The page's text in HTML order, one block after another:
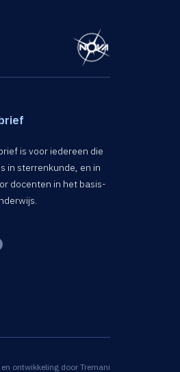
is voor iedereen die
in sterrenkunde, en in
docenten in het basis-
en ontwikkeling doorTremani